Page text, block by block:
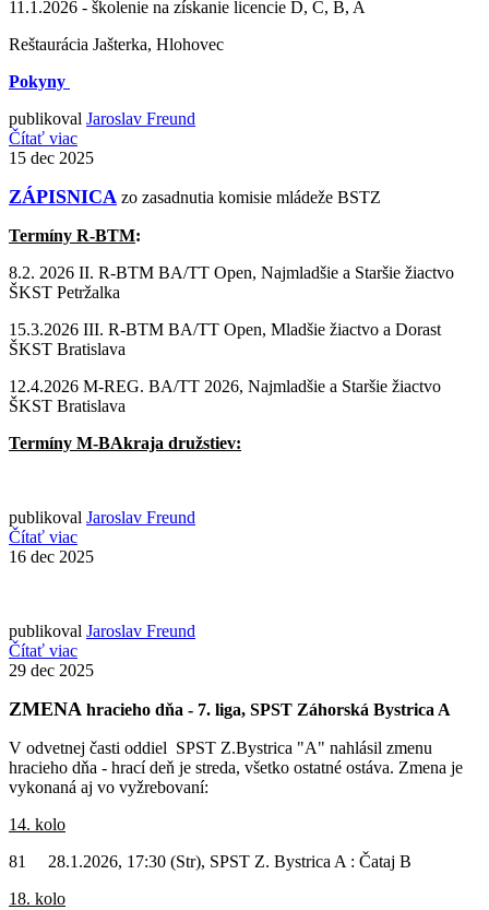
11.1.2026 - školenie na získanie licencie D, C, B, A
Reštaurácia Jašterka, Hlohovec
Pokyny
publikoval Jaroslav Freund
Čítať viac
15 dec 2025
ZÁPISNICA zo zasadnutia komisie mládeže BSTZ
Termíny R-BTM:
8.2. 2026 II. R-BTM BA/TT Open, Najmladšie a Staršie žiactvo
ŠKST Petržalka
15.3.2026 III. R-BTM BA/TT Open, Mladšie žiactvo a Dorast
ŠKST Bratislava
12.4.2026 M-REG. BA/TT 2026, Najmladšie a Staršie žiactvo
ŠKST Bratislava
Termíny M-BAkraja družstiev:
publikoval Jaroslav Freund
Čítať viac
16 dec 2025
publikoval Jaroslav Freund
Čítať viac
29 dec 2025
ZMENA hracieho dňa - 7. liga, SPST Záhorská Bystrica A
V odvetnej časti oddiel SPST Z.Bystrica "A" nahlásil zmenu
hracieho dňa - hrací deň je streda, všetko ostatné ostáva. Zmena je
vykonaná aj vo vyžrebovaní:
14. kolo
81 28.1.2026, 17:30 (Str), SPST Z. Bystrica A : Čataj B
18. kolo